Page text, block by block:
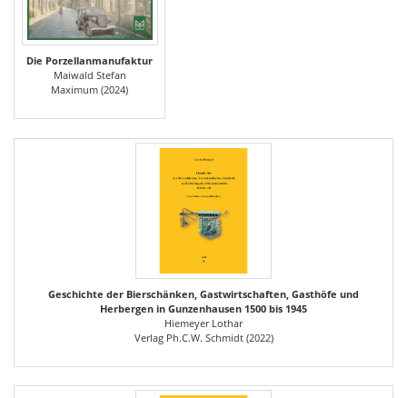
Die Porzellanmanufaktur
Maiwald Stefan
Maximum (2024)
Geschichte der Bierschänken, Gastwirtschaften, Gasthöfe und
Herbergen in Gunzenhausen 1500 bis 1945
Hiemeyer Lothar
Verlag Ph.C.W. Schmidt (2022)